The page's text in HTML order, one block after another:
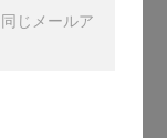
じメールア